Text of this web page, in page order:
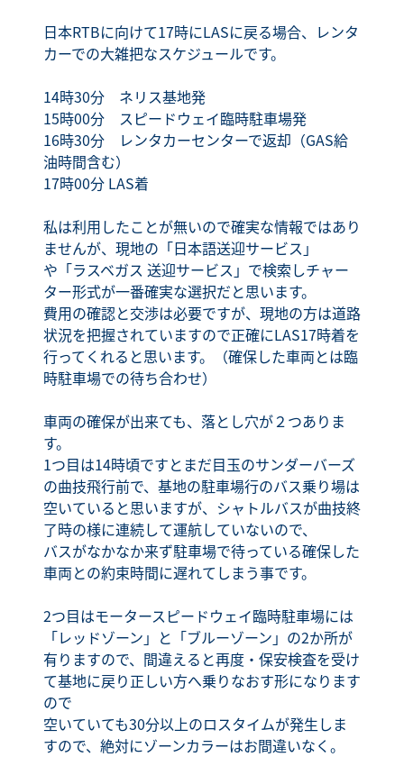
日本RTBに向けて17時にLASに戻る場合、レンタ
カーでの大雑把なスケジュールです。
14時30分 ネリス基地発
15時00分 スピードウェイ臨時駐車場発
16時30分 レンタカーセンターで返却（GAS給
油時間含む）
17時00分 LAS着
私は利用したことが無いので確実な情報ではあり
ませんが、現地の「日本語送迎サービス」
や「ラスベガス 送迎サービス」で検索しチャー
ター形式が一番確実な選択だと思います。
費用の確認と交渉は必要ですが、現地の方は道路
状況を把握されていますので正確にLAS17時着を
行ってくれると思います。（確保した車両とは臨
時駐車場での待ち合わせ）
車両の確保が出来ても、落とし穴が２つありま
す。
1つ目は14時頃ですとまだ目玉のサンダーバーズ
の曲技飛行前で、基地の駐車場行のバス乗り場は
空いていると思いますが、シャトルバスが曲技終
了時の様に連続して運航していないので、
バスがなかなか来ず駐車場で待っている確保した
車両との約束時間に遅れてしまう事です。
2つ目はモータースピードウェイ臨時駐車場には
「レッドゾーン」と「ブルーゾーン」の2か所が
有りますので、間違えると再度・保安検査を受け
て基地に戻り正しい方へ乗りなおす形になります
ので
空いていても30分以上のロスタイムが発生しま
すので、絶対にゾーンカラーはお間違いなく。